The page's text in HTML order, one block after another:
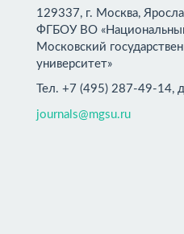
129337, г. Москва,
ФГБОУ ВО
Московский
университет»
Тел. +7 (495) 287-49-14,
journals@mgsu.ru